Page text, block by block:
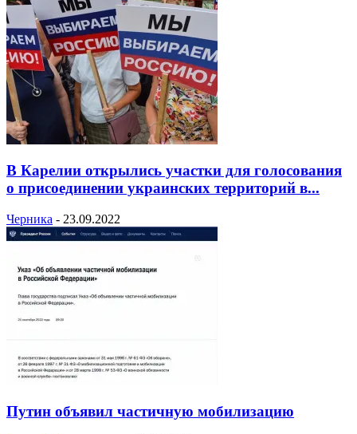
В Карелии открылись участки для голосования
о присоединении украинских территорий в...
Черника - 23.09.2022
Путин объявил частичную мобилизацию